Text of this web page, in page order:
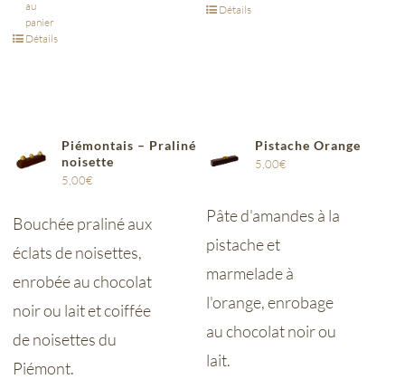
au
panier
Détails
Détails
Piémontais – Praliné
noisette
5,00€
Bouchée praliné aux
éclats de noisettes,
enrobée au chocolat
noir ou lait et coiffée
de noisettes du
Piémont.
Pistache Orange
5,00€
Pâte d'amandes à la
pistache et
marmelade à
l'orange, enrobage
au chocolat noir ou
lait.